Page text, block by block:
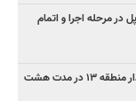
آخرین وضعیت پل‌های مسیر تندرستی؛ ۳ پل در مرحله اجرا و اتمام
تقدیر معاون شهردار تهران از عملکرد شهردار منطقه ۱۳ در مدت هشت